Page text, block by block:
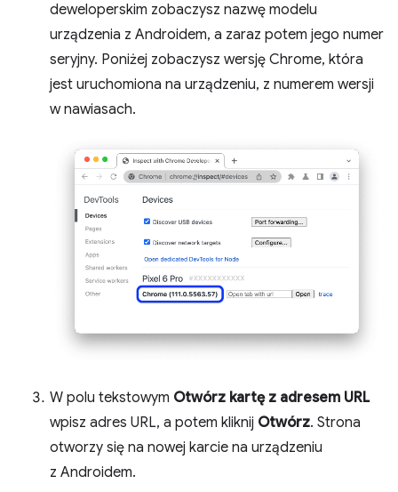
deweloperskim zobaczysz nazwę modelu
urządzenia z Androidem, a zaraz potem jego numer
seryjny. Poniżej zobaczysz wersję Chrome, która
jest uruchomiona na urządzeniu, z numerem wersji
w nawiasach.
W polu tekstowym Otwórz kartę z adresem URL
wpisz adres URL, a potem kliknij Otwórz. Strona
otworzy się na nowej karcie na urządzeniu
z Androidem.